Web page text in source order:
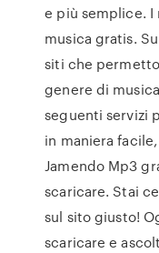
e più semplice. I
musica gratis.
siti che
genere di
seguenti servizi
in maniera
Jamendo Mp3
scaricare. Stai
sul sito giusto!
scaricare e